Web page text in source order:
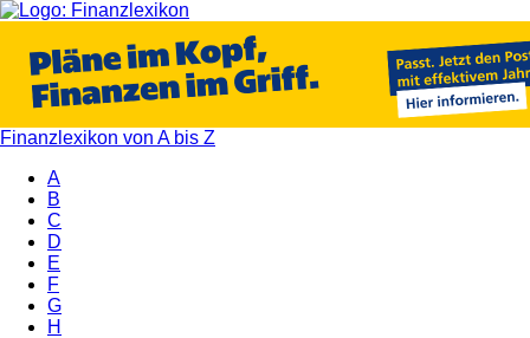
Finanzlexikon von A bis Z
A
B
C
D
E
F
G
H